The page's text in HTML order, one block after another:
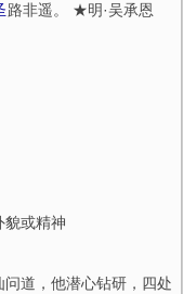
路非遥。 ★明·吴承恩
貌或精神
问道，他潜心钻研，四处